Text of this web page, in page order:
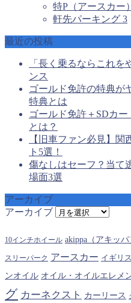
特P（アースカー
軒先パーキング 3
最近の投稿
「長く乗るならこれ
ンス
ゴールド免許の特典が
特典とは
ゴールド免許＋SDカ
とは？
【旧車ファン必見】
ト5選！
傷なしはセーフ？当て
場面3選
アーカイブ
アーカイブ
10インチホイール akippa（アキッパ
スリーパーク アースカー イギリ
ンオイル オイル・オイルエレメ
グ カーネクスト カーリース